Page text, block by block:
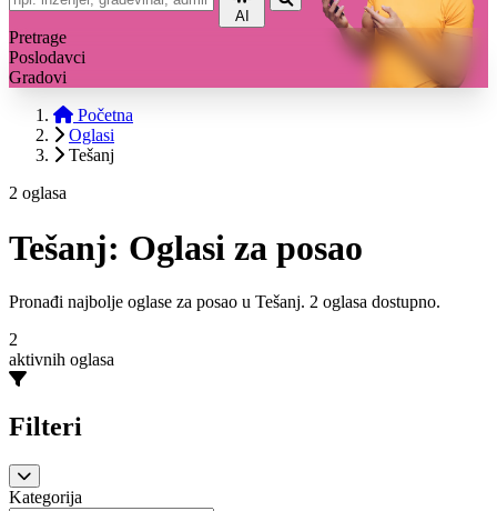
AI
Pretrage
Poslodavci
Gradovi
Početna
Oglasi
Tešanj
2 oglasa
Tešanj: Oglasi za posao
Pronađi najbolje oglase za posao u Tešanj. 2 oglasa dostupno.
2
aktivnih oglasa
Filteri
Kategorija